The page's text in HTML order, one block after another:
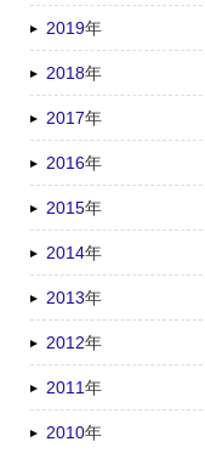
2019年
2018年
2017年
2016年
2015年
2014年
2013年
2012年
2011年
2010年